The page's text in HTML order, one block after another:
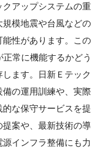
アップシステムの重
模地震や台風などの
性があります。この
常に機能するかどう
ます。日新Ｅテック
の運用訓練や、実際
な保守サービスを提
案や、最新技術の導
インフラ整備にも力